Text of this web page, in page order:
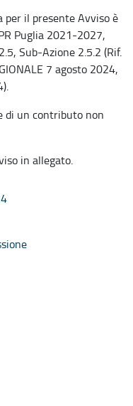
per il presente Avviso è
Puglia 2021-2027,
Sub-Azione 2.5.2 (Rif.
7 agosto 2024,
di un contributo non
in allegato.